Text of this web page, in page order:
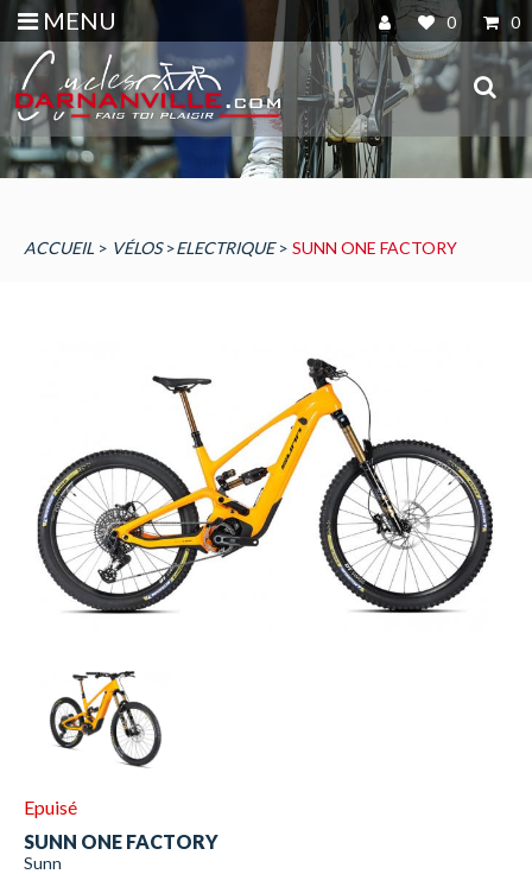
MENU 0 0
ACCUEIL > VÉLOS>ELECTRIQUE> SUNN ONE FACTORY
Epuisé
SUNN ONE FACTORY
Sunn